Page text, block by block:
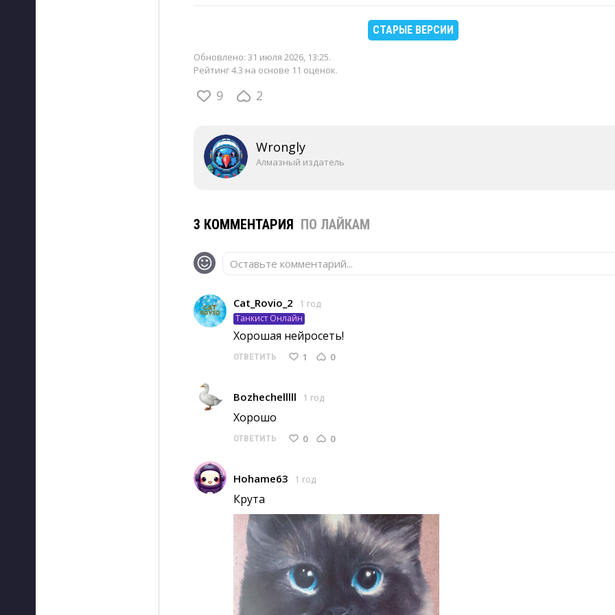
СТАРЫЕ ВЕРСИИ
Обновлено: 31 июля 2026, 13:25.
Рейтинг 4.3 на основе 11 оценок.
9 2
Wrongly
Алмазный издатель
3 КОММЕНТАРИЯ ПО ЛАЙКАМ
Оставьте комментарий...
Cat_Rovio_2
1 год
Танкист Онлайн
Хорошая нейросеть!
ОТВЕТИТЬ 1 0
Bozhechelllll 1 год
Хорошо
ОТВЕТИТЬ 0 0
Hohame63 1 год
Крута